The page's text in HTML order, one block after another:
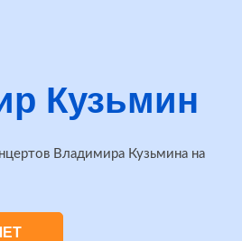
Кузьмин
Владимира Кузьмина на